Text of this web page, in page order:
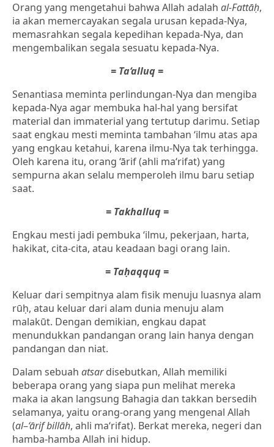
Orang yang mengetahui bahwa Allah adalah al-Fattāḥ,
ia akan memercayakan segala urusan kepada-Nya,
memasrahkan segala kepedihan kepada-Nya, dan
mengembalikan segala sesuatu kepada-Nya.
= Ta‘alluq =
Senantiasa meminta perlindungan-Nya dan mengiba
kepada-Nya agar membuka hal-hal yang bersifat
material dan immaterial yang tertutup darimu. Setiap
saat engkau mesti meminta tambahan ‘ilmu atas apa
yang engkau ketahui, karena ilmu-Nya tak terhingga.
Oleh karena itu, orang ‘ārif (ahli ma‘rifat) yang
sempurna akan selalu memperoleh ilmu baru setiap
saat.
= Takhalluq =
Engkau mesti jadi pembuka ‘ilmu, pekerjaan, harta,
hakikat, cita-cita, atau keadaan bagi orang lain.
= Taḥaqquq =
Keluar dari sempitnya alam fisik menuju luasnya alam
rūḥ, atau keluar dari alam dunia menuju alam
malakūt. Dengan demikian, engkau dapat
menundukkan pandangan orang lain hanya dengan
pandangan dan niat.
Dalam sebuah atsardisebutkan, Allah memiliki
beberapa orang yang siapa pun melihat mereka
maka ia akan langsung Bahagia dan takkan bersedih
selamanya, yaitu orang-orang yang mengenal Allah
(al–‘ārifbillāh, ahli ma‘rifat). Berkat mereka, negeri dan
hamba-hamba Allah ini hidup.